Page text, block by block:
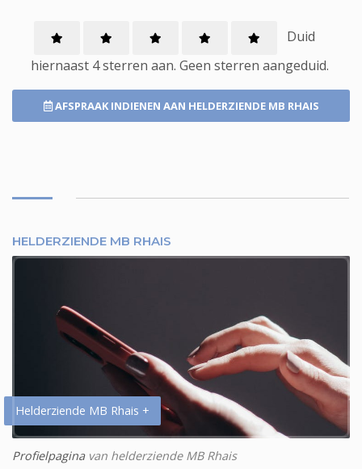
Duid
hiernaast 4 sterren aan. Geen sterren aangeduid.
AFSPRAAK INDIENEN AAN HELDERZIENDE MB RHAIS
HELDERZIENDE MB RHAIS
Helderziende MB Rhais +
Profielpaginavan helderziende MB Rhais